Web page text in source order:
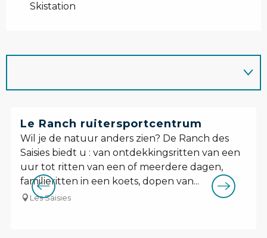
Skistation
Le Ranch ruitersportcentrum
Wil je de natuur anders zien? De Ranch des
Saisies biedt u : van ontdekkingsritten van een
uur tot ritten van een of meerdere dagen,
familieritten in een koets, dopen van...
Les Saisies